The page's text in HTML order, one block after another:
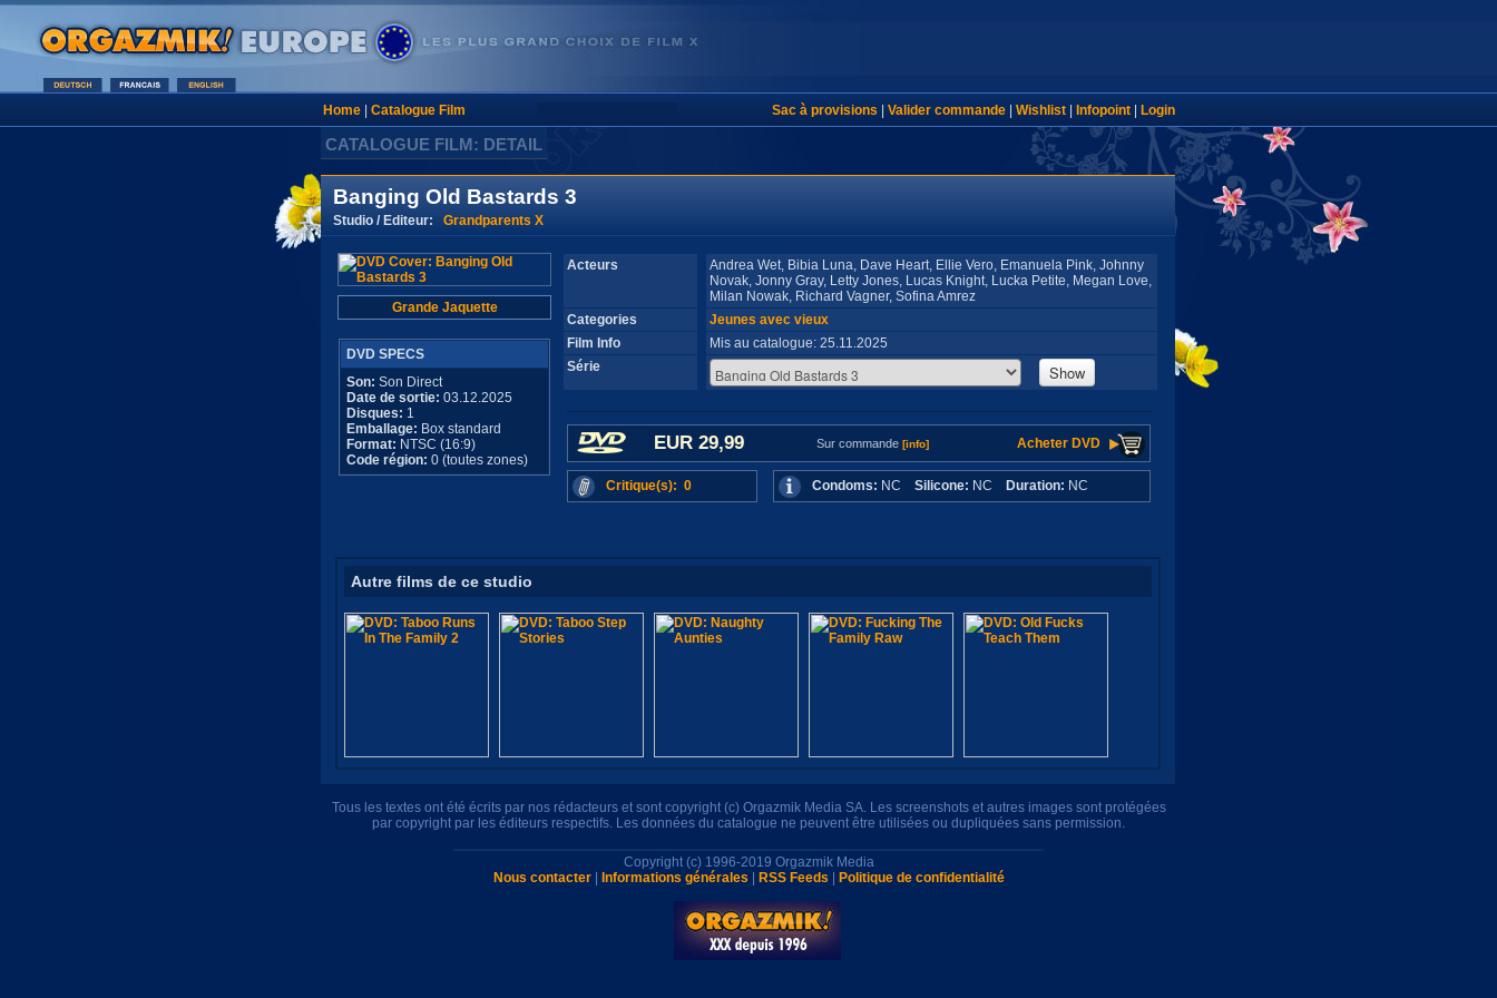
Home| Catalogue Film Sac à provisions Valider commande| Wishlist| Infopoint| Login
CATALOGUE FILM: DETAIL
Banging Old Bastards 3
Studio / Editeur: Grandparents X
Grande Jaquette
DVD SPECS
Son: Son Direct
Date de sortie: 03.12.2025
Disques: 1
Emballage: Box standard
Format: NTSC (16:9)
Code région: 0 (toutes zones)
Acteurs
Andrea Wet, Bibia Luna, Dave Heart, Ellie Vero, Emanuela Pink, Johnny
Novak, Jonny Gray, Letty Jones, Lucas Knight, Lucka Petite, Megan Love,
Milan Nowak, Richard Vagner, Sofina Amrez
Categories
Jeunes avec vieux
Film Info
Mis au catalogue: 25.11.2025
Série
Show
EUR 29,99 Sur commande [info] Acheter DVD
Critique(s): 0 Condoms: NC Silicone: NC Duration: NC
Autre films de ce studio
Tous les textes ont été écrits par nos rédacteurs et sont copyright (c) Orgazmik Media SA. Les screenshots et autres images sont protégées
par copyright par les éditeurs respectifs. Les données du catalogue ne peuvent être utilisées ou dupliquées sans permission.
Copyright (c) 1996-2019 Orgazmik Media
Nous contacter| Informations générales RSS Feeds Politique de confidentialité